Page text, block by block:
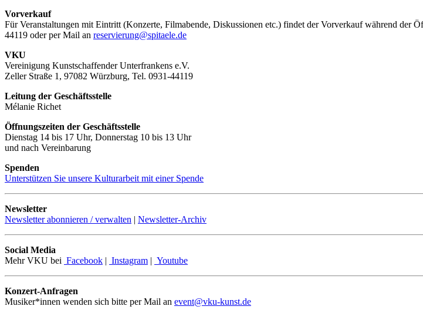
Vorverkauf
Für Veranstaltungen mit Eintritt (Konzerte, Filmabende, Diskussionen etc.) findet der Vorverkauf während der
44119 oder per Mail an reservierung@spitaele.de
VKU
Vereinigung Kunstschaffender Unterfrankens e.V.
Zeller Straße 1, 97082 Würzburg, Tel. 0931-44119
Leitung der Geschäftsstelle
Mélanie Richet
Öffnungszeiten der Geschäftsstelle
Dienstag 14 bis 17 Uhr, Donnerstag 10 bis 13 Uhr
und nach Vereinbarung
Spenden
Unterstützen Sie unsere Kulturarbeit mit einer Spende
Newsletter
Newsletter abonnieren / verwalten | Newsletter-Archiv
Social Media
Mehr VKU bei Facebook | Instagram | Youtube
Konzert-Anfragen
Musiker*innen wenden sich bitte per Mail an event@vku-kunst.de